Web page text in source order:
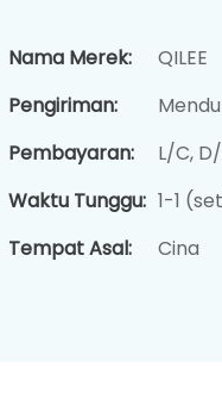
Nama Merek:
QILEE
Pengiriman:
Pembayaran:
L/C,
Waktu Tunggu: 1-1
Tempat Asal:
Cina